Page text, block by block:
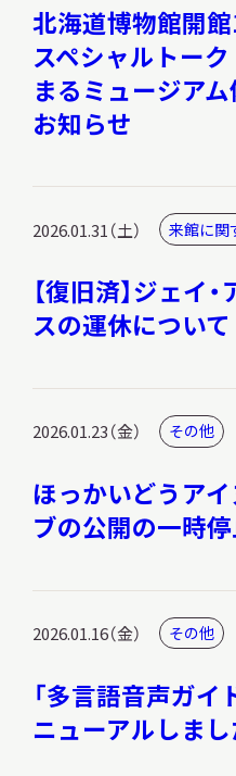
もっと知りたい博物館
本日開館
明日
北海道博物館開
スペシャルトー
まるミュージア
お知らせ
2026.01.31（土） 来館に関
【復旧済】ジェイ
スの運休について
2026.01.23（金） その他
ほっかいどうア
ブの公開の一時
2026.01.16（金） その他
「多言語音声ガイ
ニューアルしまし